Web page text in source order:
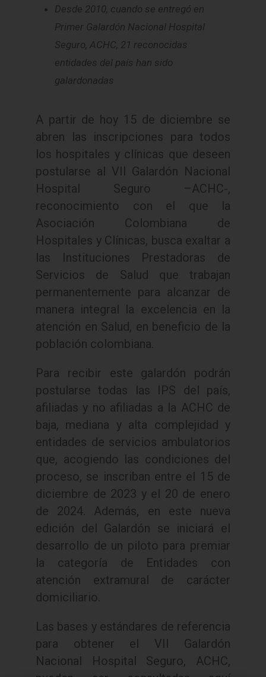
Desde 2010, cuando se entregó en
Primer Galardón Nacional Hospital
Seguro, ACHC, 21 reconocidas
entidades del país han sido
galardonadas
A partir de hoy 15 de diciembre se
abren las inscripciones para todos
los hospitales y clínicas que deseen
postularse al VII Galardón Nacional
Hospital Seguro –ACHC-,
reconocimiento con el que la
Asociación Colombiana de
Hospitales y Clínicas, busca exaltar a
las Instituciones Prestadoras de
Servicios de Salud que trabajan
permanentemente para alcanzar de
manera integral la excelencia en la
atención en Salud, en beneficio de la
población colombiana.
Para recibir este galardón podrán
postularse todas las IPS del país,
afiliadas y no afiliadas a la ACHC de
baja, mediana y alta complejidad y
entidades de servicios ambulatorios
que, acogiendo las condiciones del
proceso, se inscriban entre el 15 de
diciembre de 2023 y el 20 de enero
de 2024. Además, en este nueva
edición del Galardón se iniciará el
desarrollo de un piloto para premiar
la categoría de Entidades con
atención extramural de carácter
domiciliario.
Las bases y estándares de referencia
para obtener el VII Galardón
Nacional Hospital Seguro, ACHC,